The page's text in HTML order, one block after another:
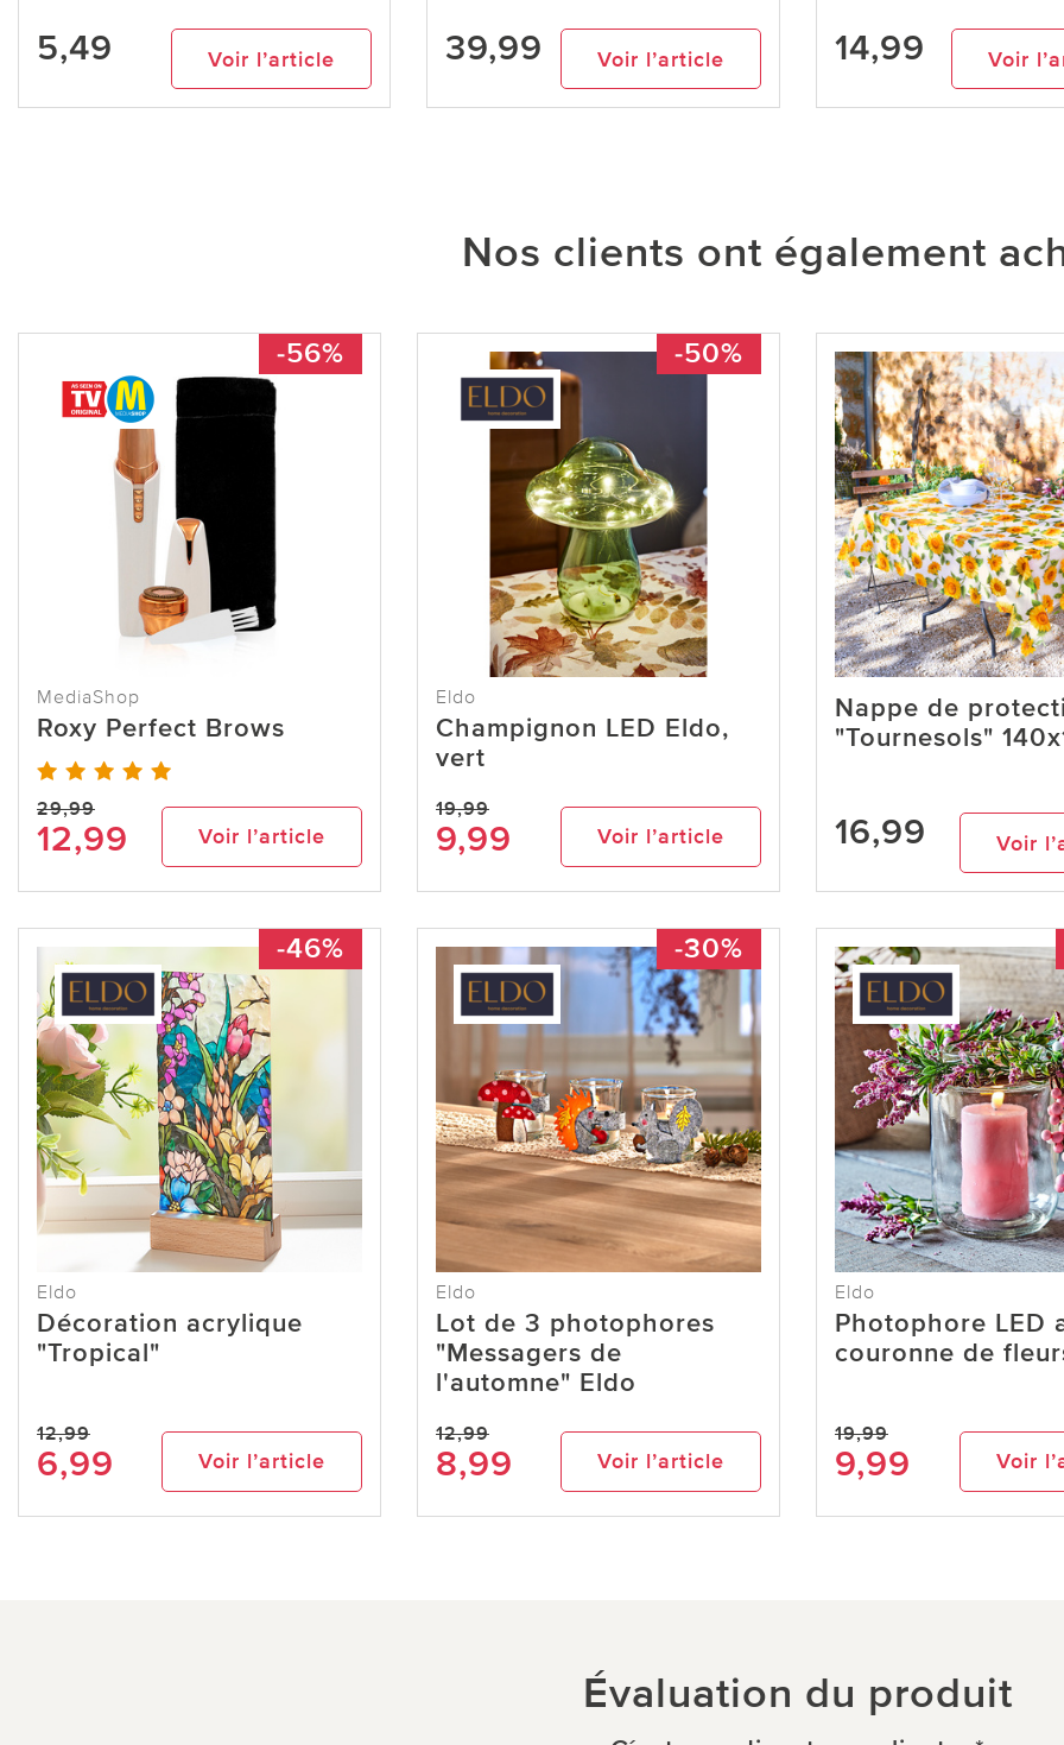
5,49 Voir l’article 39,99 Voir l’article 14,99 Voir
Nos clients ont également
-56%
MediaShop
Roxy Perfect Brows
29,99
12,99 Voir l’article
-50%
Eldo
Champignon LED Eldo,
vert
19,99
9,99 Voir l’article
Nappe de
"Tournesols"
16,99 Voir
-46%
Eldo
Décoration acrylique
"Tropical"
12,99
6,99 Voir l’article
-30%
Eldo
Lot de 3 photophores
"Messagers de
l'automne" Eldo
12,99
8,99 Voir l’article
Eldo
Photophore LED
couronne de
19,99
9,99 Voir
Évaluation du produit